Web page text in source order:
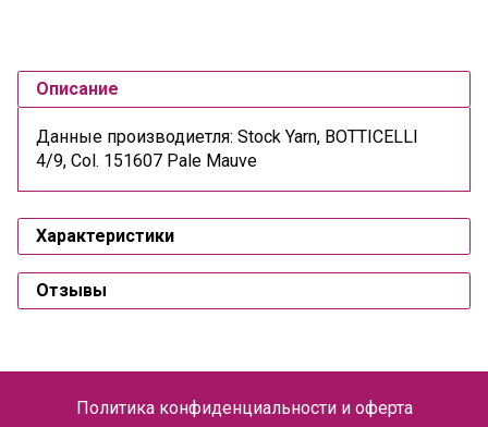
Описание
Данные производиетля: Stock Yarn, BOTTICELLI
4/9, Col. 151607 Pale Mauve
Характеристики
Отзывы
Политика конфиденциальности и оферта